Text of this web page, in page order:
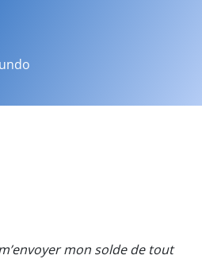
mon solde de tout